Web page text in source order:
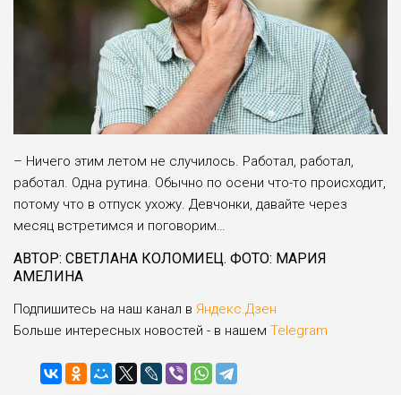
– Ничего этим летом не случилось. Работал, работал,
работал. Одна рутина. Обычно по осени что-то происходит,
потому что в отпуск ухожу. Девчонки, давайте через
месяц встретимся и поговорим…
АВТОР: СВЕТЛАНА КОЛОМИЕЦ. ФОТО: МАРИЯ
АМЕЛИНА
Подпишитесь на наш канал в Яндекс.Дзен
Больше интересных новостей - в нашем Telegram